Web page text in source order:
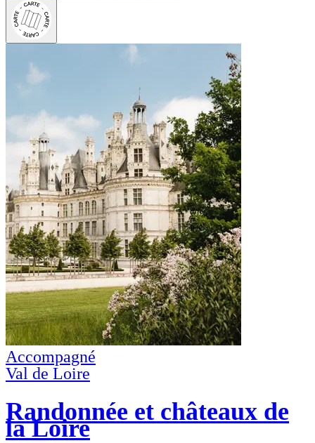
Accompagné
Val de Loire
Randonnée et châteaux de
la Loire